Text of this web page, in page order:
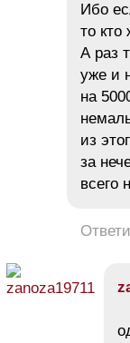
Ибо
то кто
А раз
уже и
на
из
за
всего